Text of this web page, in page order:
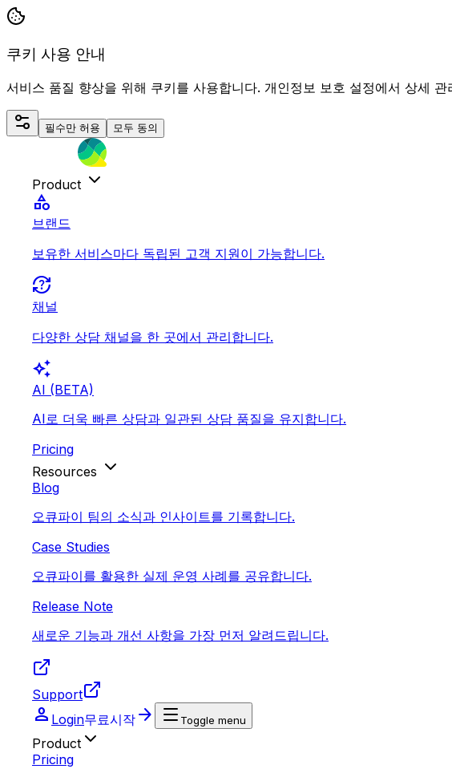
쿠키 사용 안내
서비스 품질 향상을 위해 쿠키를 사용합니다. 개인정보 보호 설정에서 상세 관
필수만 허용 모두 동의
Product
category
브랜드
보유한 서비스마다 독립된 고객 지원이 가능합니다.
question_exchange
채널
다양한 상담 채널을 한 곳에서 관리합니다.
auto_awesome
AI (BETA)
AI로 더욱 빠른 상담과 일관된 상담 품질을 유지합니다.
Pricing
Resources
Blog
오큐파이 팀의 소식과 인사이트를 기록합니다.
Case Studies
오큐파이를 활용한 실제 운영 사례를 공유합니다.
Release Note
새로운 기능과 개선 사항을 가장 먼저 알려드립니다.
Support
person Login무료시작 arrow_forward Toggle menu
Product
Pricing